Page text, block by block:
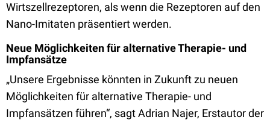
Wirtszellrezeptoren, als wenn die Rezeptoren auf den
Nano-Imitaten präsentiert werden.
Neue Möglichkeiten für alternative Therapie- und
Impfansätze
„Unsere Ergebnisse könnten in Zukunft zu neuen
Möglichkeiten für alternative Therapie- und
Impfansätzen führen“, sagt Adrian Najer, Erstautor der